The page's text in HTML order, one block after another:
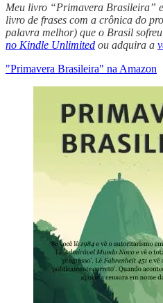
Meu livro “Primavera Brasileira”
livro de frases com a crônica do
palavra melhor) que o Brasil
no Kindle Unlimited ou adquira a
"Primavera Brasileira" na Amazon